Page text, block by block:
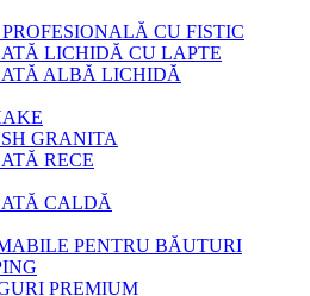
CU FISTIC
LICHIDĂ CU LAPTE
ALBĂ LICHIDĂ
GRANITA
RECE
CALDĂ
PENTRU BĂUTURI
PREMIUM